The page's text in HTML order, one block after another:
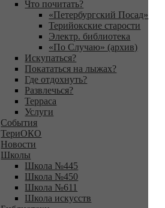
Что почитать?
«Петербургский Посад»
Терийокские старости
Электр. библиотека
«По Случаю» (архив)
Искупаться?
Покататься на лыжах?
Где отдохнуть?
Развлечься?
Терраса
Услуги
События
ТериОКО
Новости
Школы
Школа №445
Школа №450
Школа №611
Школа искусств